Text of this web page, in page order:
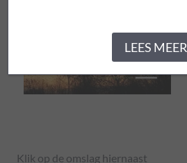
Klik op de omslag hiernaast
LEES MEER